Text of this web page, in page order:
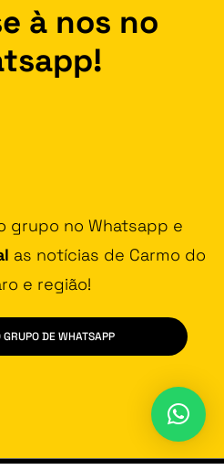
à nos no
grupo no Whatsapp e
as notícias de Carmo do
e região!
DE WHATSAPP